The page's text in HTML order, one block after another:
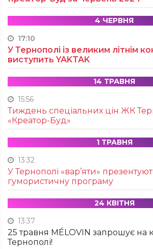
4 ЧЕРВНЯ
17:10
У Тернополі із великим літнім
виступить YAKTAK
14 ТРАВНЯ
15:56
Тиждень спеціальних цін ЖК
«Креатор-Буд»
1 ТРАВНЯ
13:32
У Тернополі «вар’яти»
гумористичну програму
24 КВІТНЯ
13:37
25 травня MÉLOVIN запрошує на
Тернополі!